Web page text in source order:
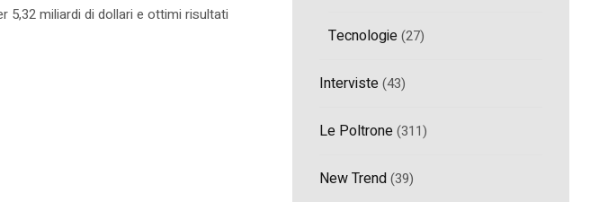
5,32 miliardi di dollari e ottimi risultati
Tecnologie(27)
Interviste(43)
Le Poltrone(311)
New Trend(39)